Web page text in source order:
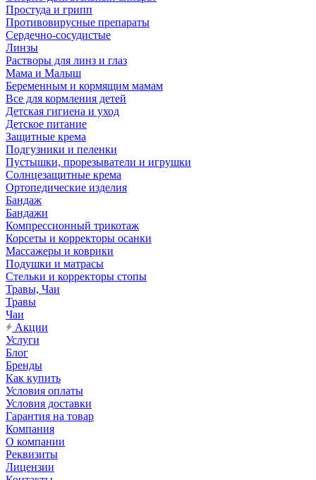
Простуда и грипп
Противовирусные препараты
Сердечно-сосудистые
Линзы
Растворы для линз и глаз
Мама и Малыш
Беременным и кормящим мамам
Все для кормления детей
Детская гигиена и уход
Детское питание
Защитные крема
Подгузники и пеленки
Пустышки, прорезыватели и игрушки
Солнцезащитные крема
Ортопедические изделия
Бандаж
Бандажи
Компрессионный трикотаж
Корсеты и корректоры осанки
Массажеры и коврики
Подушки и матрасы
Стельки и корректоры стопы
Травы, Чаи
Травы
Чаи
Акции
Услуги
Блог
Бренды
Как купить
Условия оплаты
Условия доставки
Гарантия на товар
Компания
О компании
Реквизиты
Лицензии